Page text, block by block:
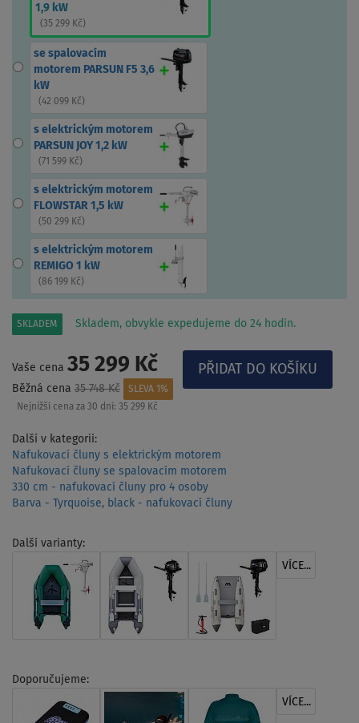
1,9 kW
(35 299 Kč)
se spalovacím
motorem PARSUN F5 3,6
kW
(42 099 Kč)
s elektrickým motorem
PARSUN JOY 1,2 kW
(71 599 Kč)
s elektrickým motorem
FLOWSTAR 1,5 kW
(50 299 Kč)
s elektrickým motorem
REMIGO 1 kW
(86 199 Kč)
SKLADEM Skladem, obvykle expedujeme do 24 hodin.
Vaše cena 35 299 Kč
Běžná cena 35 748 Kč
SLEVA 1%
Nejnižší cena za 30 dní: 35 299 Kč
Další v kategorii:
Nafukovací čluny s elektrickým motorem
Nafukovací čluny se spalovacím motorem
330 cm - nafukovací čluny pro 4 osoby
Barva - Tyrquoise, black - nafukovací čluny
Další varianty:
VÍCE...
Doporučujeme:
VÍCE...